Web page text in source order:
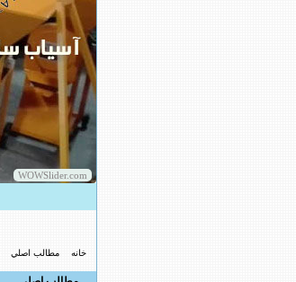
WOWSlider.com
خانه مطالب اصلي